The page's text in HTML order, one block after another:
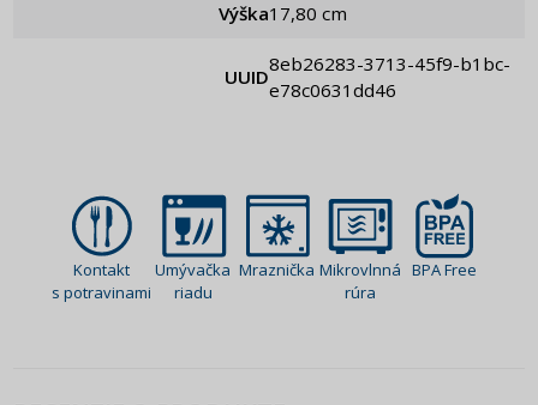
Výška 17,80 cm
UUID
8eb26283-3713-45f9-b1bc-
e78c0631dd46
Kontakt
s potravinami
Umývačka
riadu
Mraznička Mikrovlnná
rúra
BPA Free